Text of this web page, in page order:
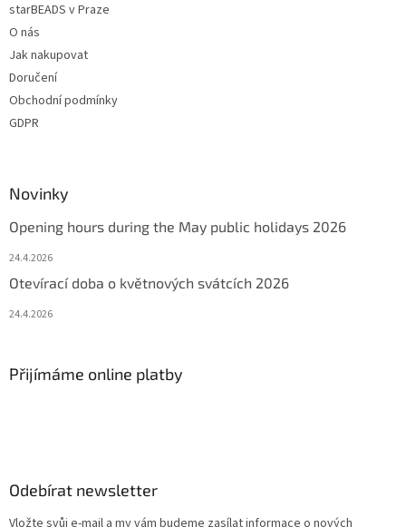
starBEADS v Praze
O nás
Jak nakupovat
Doručení
Obchodní podmínky
GDPR
Novinky
Opening hours during the May public holidays 2026
24.4.2026
Otevírací doba o květnových svátcích 2026
24.4.2026
Přijímáme online platby
Odebírat newsletter